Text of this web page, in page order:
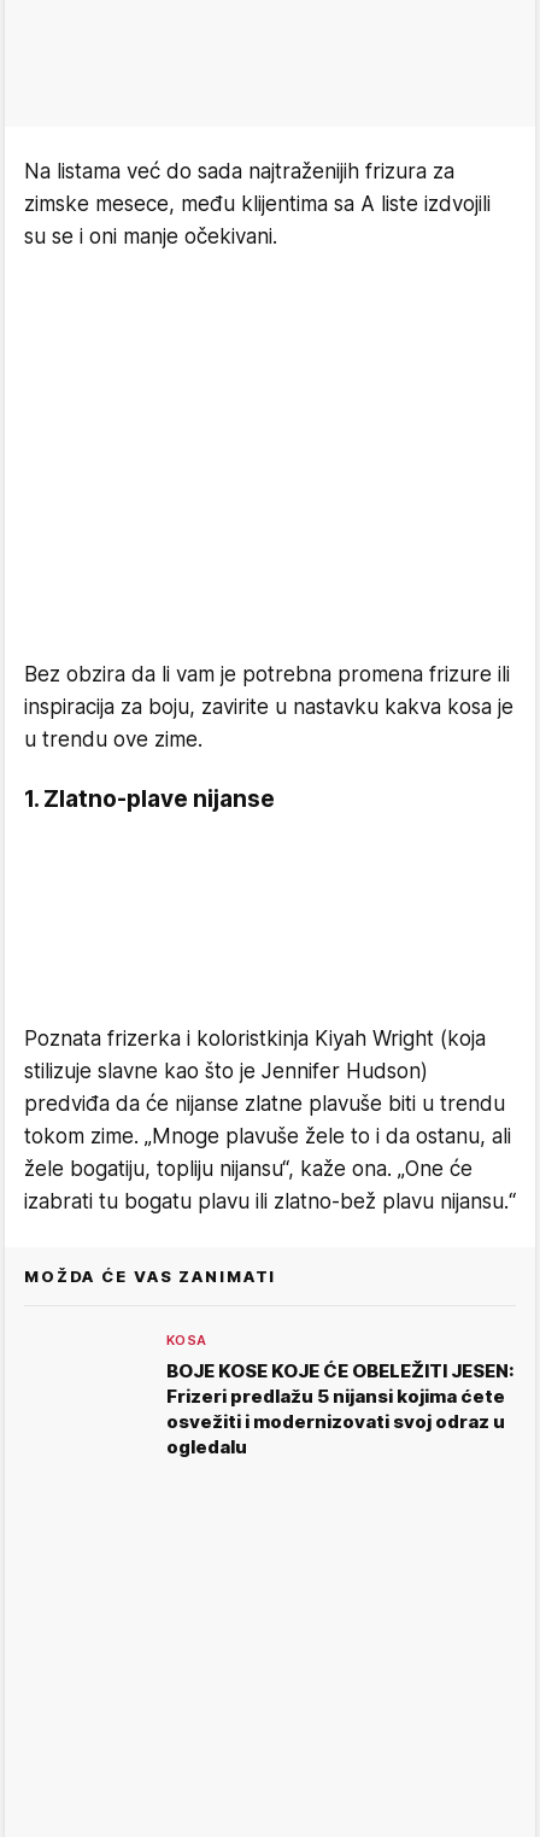
Na listama već do sada najtraženijih frizura za
zimske mesece, među klijentima sa A liste izdvojili
su se i oni manje očekivani.
Bez obzira da li vam je potrebna promena frizure ili
inspiracija za boju, zavirite u nastavku kakva kosa je
u trendu ove zime.
1. Zlatno-plave nijanse
Poznata frizerka i koloristkinja Kiyah Wright (koja
stilizuje slavne kao što je Jennifer Hudson)
predviđa da će nijanse zlatne plavuše biti u trendu
tokom zime. „Mnoge plavuše žele to i da ostanu, ali
žele bogatiju, topliju nijansu“, kaže ona. „One će
izabrati tu bogatu plavu ili zlatno-bež plavu nijansu.“
MOŽDA ĆE VAS ZANIMATI
KOSA
BOJE KOSE KOJE ĆE OBELEŽITI JESEN:
Frizeri predlažu 5 nijansi kojima ćete
osvežiti i modernizovati svoj odraz u
ogledalu